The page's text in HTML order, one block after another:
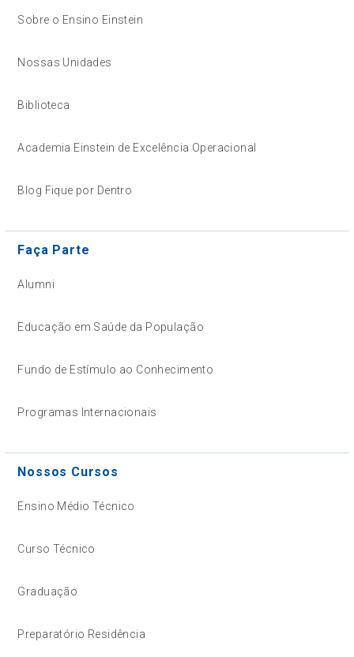
Sobre o Ensino Einstein
Nossas Unidades
Biblioteca
Academia Einstein de Excelência Operacional
Blog Fique por Dentro
Faça Parte
Alumni
Educação em Saúde da População
Fundo de Estímulo ao Conhecimento
Programas Internacionais
Nossos Cursos
Ensino Médio Técnico
Curso Técnico
Graduação
Preparatório Residência